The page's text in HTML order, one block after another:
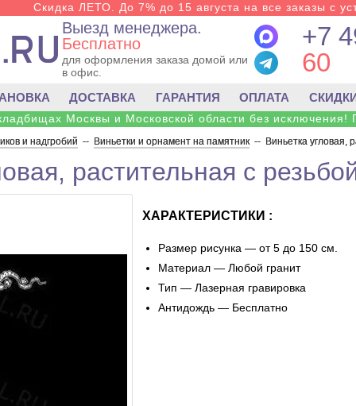
Скидка ЛЕТО. До 7% до 15 августа на все заказы с
Выезд менеджера.
Бесплатно
для оформления заказа домой или
в офис.
+7
60
ДОСТАВКА ГАРАНТИЯ ОПЛАТА
Москвы и Московской области без исключения!
и надгробий -- Виньетки и орнамент на памятник -- Виньетка угловая,
растительная с
ХАРАКТЕРИСТИКИ :
Размер рисунка — от 5 до 150 см.
Материал — Любой гранит
Тип — Лазерная гравировка
Антидождь — Бесплатно